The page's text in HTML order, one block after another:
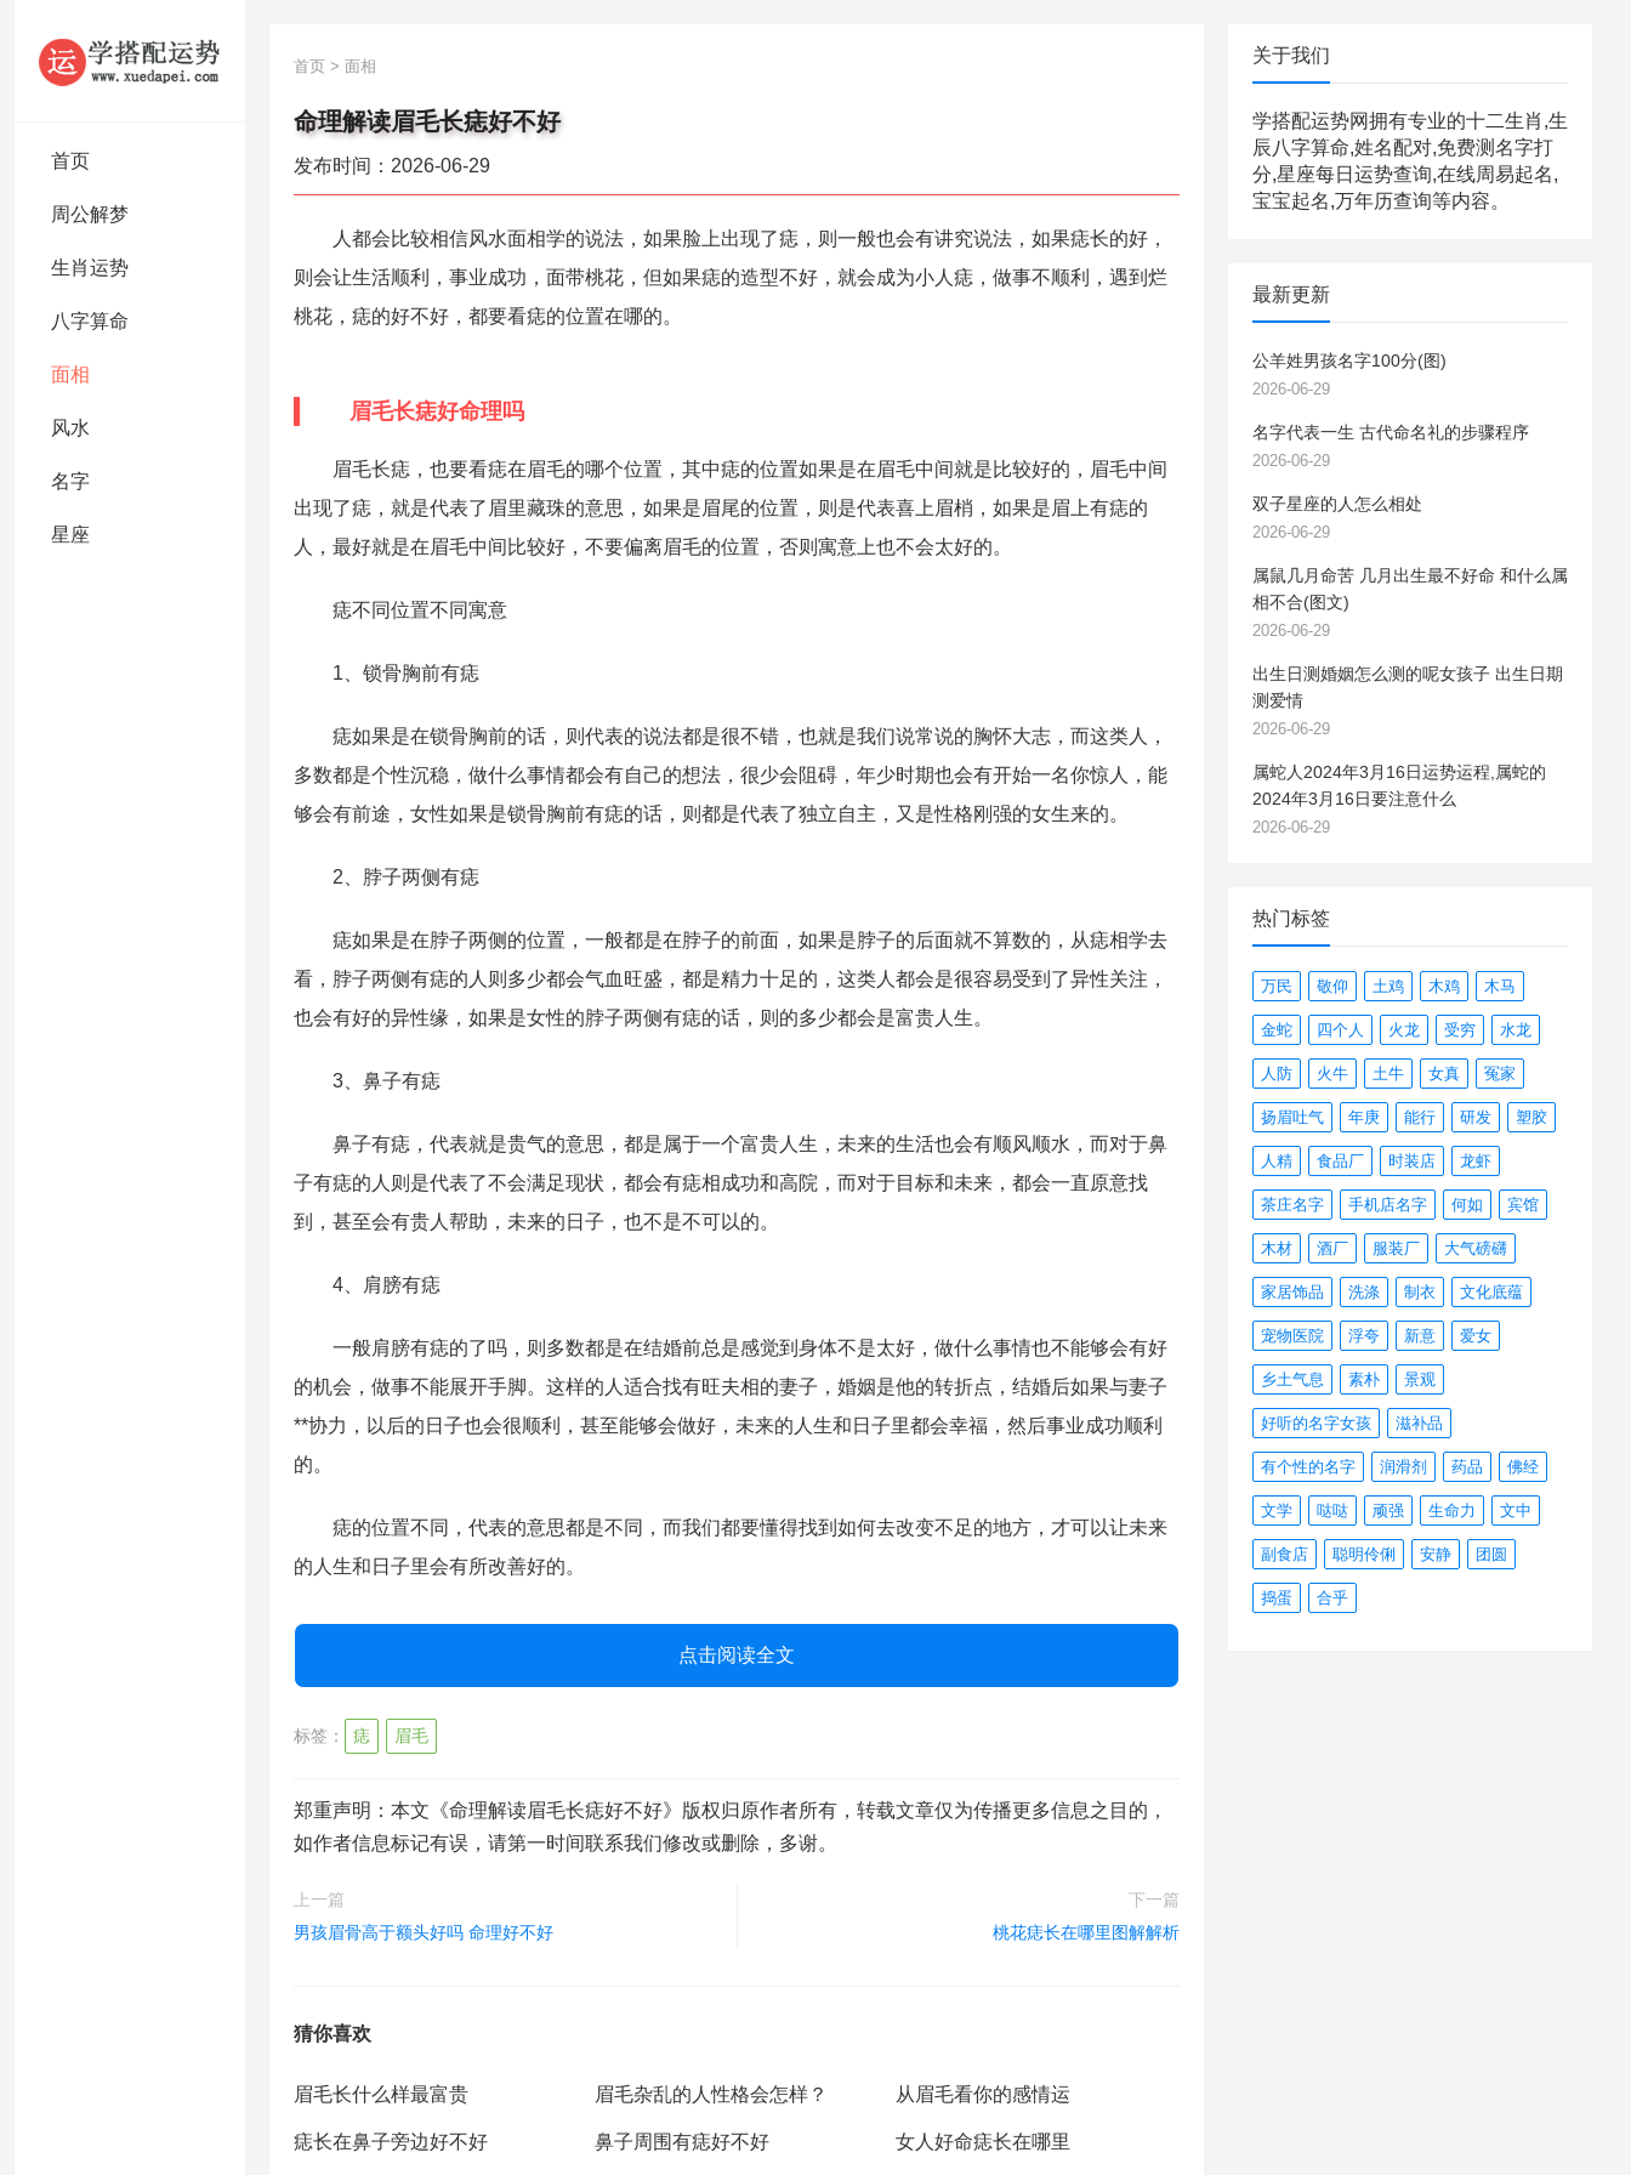
首页
周公解梦
生肖运势
八字算命
面相
风水
名字
星座
首页 > 面相
命理解读眉毛长痣好不好
发布时间：2026-06-29
人都会比较相信风水面相学的说法，如果脸上出现了痣，则一般也会有讲究说法，如果痣长的好，
则会让生活顺利，事业成功，面带桃花，但如果痣的造型不好，就会成为小人痣，做事不顺利，遇到烂
桃花，痣的好不好，都要看痣的位置在哪的。
眉毛长痣好命理吗
眉毛长痣，也要看痣在眉毛的哪个位置，其中痣的位置如果是在眉毛中间就是比较好的，眉毛中间
出现了痣，就是代表了眉里藏珠的意思，如果是眉尾的位置，则是代表喜上眉梢，如果是眉上有痣的
人，最好就是在眉毛中间比较好，不要偏离眉毛的位置，否则寓意上也不会太好的。
痣不同位置不同寓意
1、锁骨胸前有痣
痣如果是在锁骨胸前的话，则代表的说法都是很不错，也就是我们说常说的胸怀大志，而这类人，
多数都是个性沉稳，做什么事情都会有自己的想法，很少会阻碍，年少时期也会有开始一名你惊人，能
够会有前途，女性如果是锁骨胸前有痣的话，则都是代表了独立自主，又是性格刚强的女生来的。
2、脖子两侧有痣
痣如果是在脖子两侧的位置，一般都是在脖子的前面，如果是脖子的后面就不算数的，从痣相学去
看，脖子两侧有痣的人则多少都会气血旺盛，都是精力十足的，这类人都会是很容易受到了异性关注，
也会有好的异性缘，如果是女性的脖子两侧有痣的话，则的多少都会是富贵人生。
3、鼻子有痣
鼻子有痣，代表就是贵气的意思，都是属于一个富贵人生，未来的生活也会有顺风顺水，而对于鼻
子有痣的人则是代表了不会满足现状，都会有痣相成功和高院，而对于目标和未来，都会一直原意找
到，甚至会有贵人帮助，未来的日子，也不是不可以的。
4、肩膀有痣
一般肩膀有痣的了吗，则多数都是在结婚前总是感觉到身体不是太好，做什么事情也不能够会有好
的机会，做事不能展开手脚。这样的人适合找有旺夫相的妻子，婚姻是他的转折点，结婚后如果与妻子
**协力，以后的日子也会很顺利，甚至能够会做好，未来的人生和日子里都会幸福，然后事业成功顺利
的。
痣的位置不同，代表的意思都是不同，而我们都要懂得找到如何去改变不足的地方，才可以让未来
的人生和日子里会有所改善好的。
点击阅读全文
标签： 痣 眉毛
郑重声明：本文《命理解读眉毛长痣好不好》版权归原作者所有，转载文章仅为传播更多信息之目的，
如作者信息标记有误，请第一时间联系我们修改或删除，多谢。
上一篇
男孩眉骨高于额头好吗 命理好不好
下一篇
桃花痣长在哪里图解解析
猜你喜欢
眉毛长什么样最富贵 眉毛杂乱的人性格会怎样？ 从眉毛看你的感情运
痣长在鼻子旁边好不好 鼻子周围有痣好不好 女人好命痣长在哪里
关于我们
学搭配运势网拥有专业的十二生肖,生
辰八字算命,姓名配对,免费测名字打
分,星座每日运势查询,在线周易起名,
宝宝起名,万年历查询等内容。
最新更新
公羊姓男孩名字100分(图)
2026-06-29
名字代表一生 古代命名礼的步骤程序
2026-06-29
双子星座的人怎么相处
2026-06-29
属鼠几月命苦 几月出生最不好命 和什么属
相不合(图文)
2026-06-29
出生日测婚姻怎么测的呢女孩子 出生日期
测爱情
2026-06-29
属蛇人2024年3月16日运势运程,属蛇的
2024年3月16日要注意什么
2026-06-29
热门标签
万民 敬仰 土鸡 木鸡 木马
金蛇 四个人 火龙 受穷 水龙
人防 火牛 土牛 女真 冤家
扬眉吐气 年庚 能行 研发 塑胶
人精 食品厂 时装店 龙虾
茶庄名字 手机店名字 何如 宾馆
木材 酒厂 服装厂 大气磅礴
家居饰品 洗涤 制衣 文化底蕴
宠物医院 浮夸 新意 爱女
乡土气息 素朴 景观
好听的名字女孩 滋补品
有个性的名字 润滑剂 药品 佛经
文学 哒哒 顽强 生命力 文中
副食店 聪明伶俐 安静 团圆
捣蛋 合乎